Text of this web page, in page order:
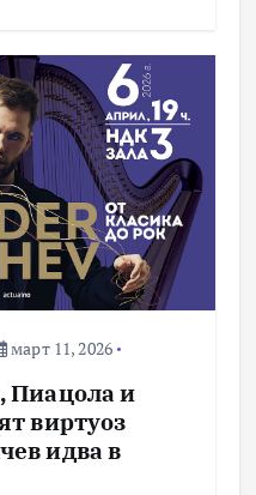
март 11, 2026
Пиацола и
виртуоз
идва в